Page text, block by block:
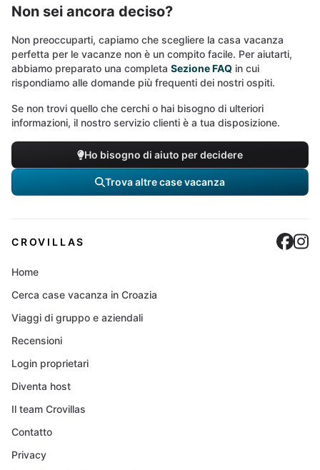
Non sei ancora deciso?
Non preoccuparti, capiamo che scegliere la casa vacanza
perfetta per le vacanze non è un compito facile. Per aiutarti,
abbiamo preparato una completa Sezione FAQ in cui
rispondiamo alle domande più frequenti dei nostri ospiti.
Se non trovi quello che cerchi o hai bisogno di ulteriori
informazioni, il nostro servizio clienti è a tua disposizione.
Ho bisogno di aiuto per decidere
Trova altre case vacanza
CROVILLAS
Home
Cerca case vacanza in Croazia
Viaggi di gruppo e aziendali
Recensioni
Login proprietari
Diventa host
Il team Crovillas
Contatto
Privacy